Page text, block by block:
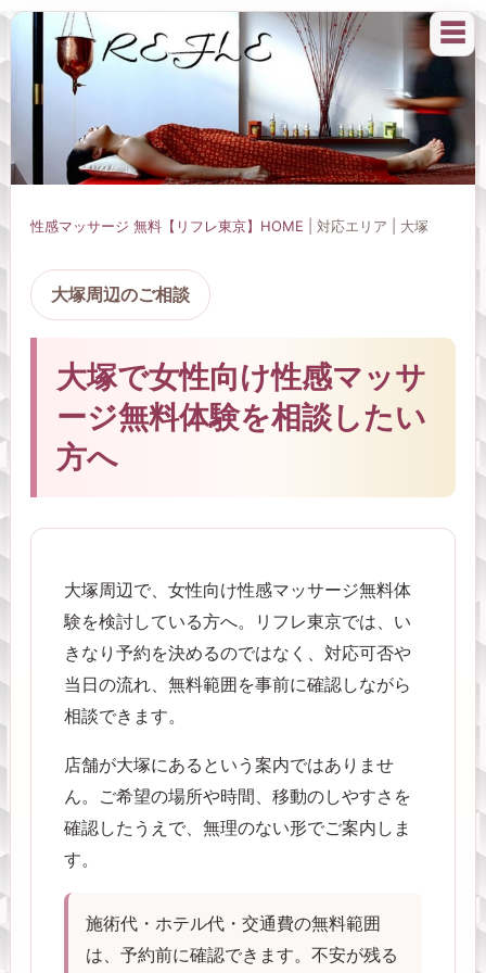
☰
性感マッサージ 無料【リフレ東京】HOME | 対応エリア | 大塚
大塚周辺のご相談
大塚で女性向け性感マッサ
ージ無料体験を相談したい
方へ
大塚周辺で、女性向け性感マッサージ無料体
験を検討している方へ。リフレ東京では、い
きなり予約を決めるのではなく、対応可否や
当日の流れ、無料範囲を事前に確認しながら
相談できます。
店舗が大塚にあるという案内ではありませ
ん。ご希望の場所や時間、移動のしやすさを
確認したうえで、無理のない形でご案内しま
す。
施術代・ホテル代・交通費の無料範囲
は、予約前に確認できます。不安が残る